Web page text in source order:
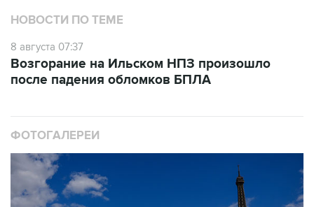
НОВОСТИ ПО ТЕМЕ
8 августа 07:37
Возгорание на Ильском НПЗ произошло
после падения обломков БПЛА
ФОТОГАЛЕРЕИ